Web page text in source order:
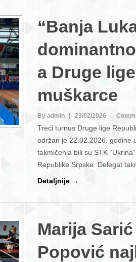
“Banja
a Druge
muškarce
By admin 23/02/2026
Treći turnus Druge lige
održan je 22.02.2026. godine
takmičenja bili su STK
Republike Srpske. Delegat
Detaljnije →
Marija
Popović